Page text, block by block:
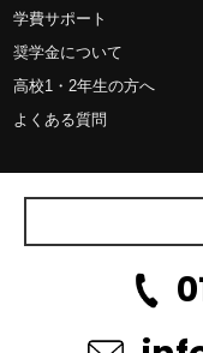
学費サポート
奨学金について
高校1・2年生の方へ
よくある質問